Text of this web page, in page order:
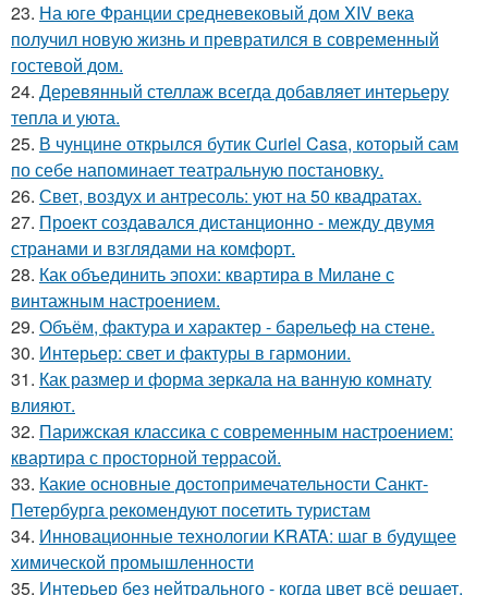
23. На юге Франции средневековый дом XIV века
получил новую жизнь и превратился в современный
гостевой дом.
24. Деревянный стеллаж всегда добавляет интерьеру
тепла и уюта.
25. В чунцине открылся бутик Curiel Casa, который сам
по себе напоминает театральную постановку.
26. Свет, воздух и антресоль: уют на 50 квадратах.
27. Проект создавался дистанционно - между двумя
странами и взглядами на комфорт.
28. Как объединить эпохи: квартира в Милане с
винтажным настроением.
29. Объём, фактура и характер - барельеф на стене.
30. Интерьер: свет и фактуры в гармонии.
31. Как размер и форма зеркала на ванную комнату
влияют.
32. Парижская классика с современным настроением:
квартира с просторной террасой.
33. Какие основные достопримечательности Санкт-
Петербурга рекомендуют посетить туристам
34. Инновационные технологии KRATA: шаг в будущее
химической промышленности
35. Интерьер без нейтрального - когда цвет всё решает.